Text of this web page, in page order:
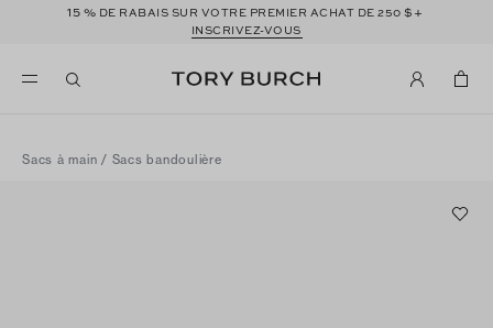
15 % DE RABAIS SUR VOTRE PREMIER ACHAT DE 250$+
INSCRIVEZ-VOUS
Sacs à main / Sacs bandoulière